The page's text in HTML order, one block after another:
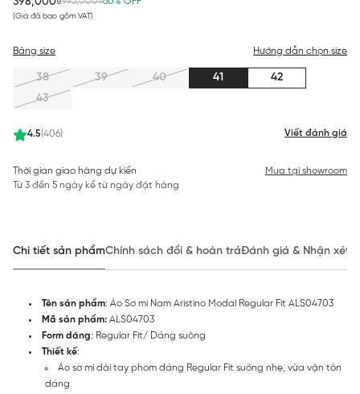
(Giá đã bao gồm VAT)
4.5(406) Viết đánh giá
Bảng size Hướng dẫn chọn size
38 39 40 41
42
43
Thời gian giao hàng dự kiến
Từ 3 đến 5 ngày kể từ ngày đặt hàng
Mua tại showroom
Chi tiết sản phẩmChính sách đổi & hoàn trảĐánh giá & Nhận xét
Tên sản phẩm: Áo Sơ mi Nam Aristino Modal Regular Fit ALS04703
Mã sản phẩm: ALS04703
Form dáng: Regular Fit/ Dáng suông
Thiết kế:
Áo sơ mi dài tay phom dáng Regular Fit suông nhẹ, vừa vặn tôn
dáng